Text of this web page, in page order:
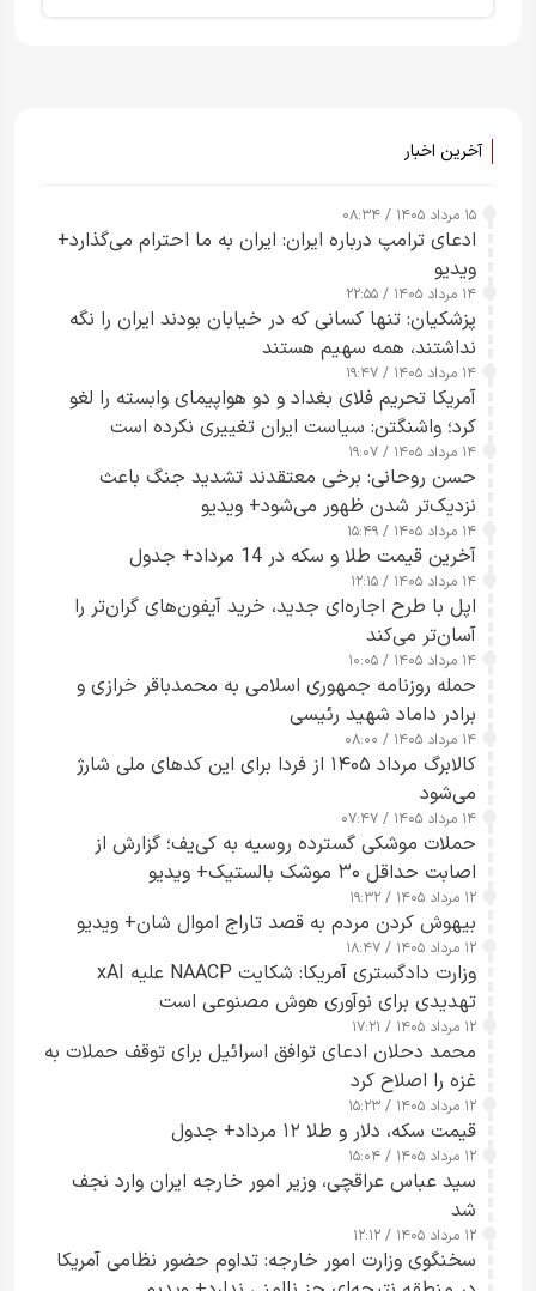
آخرین اخبار
۱۵ مرداد ۱۴۰۵ / ۰۸:۳۴
ادعای ترامپ درباره ایران: ایران به ما احترام می‌گذارد+
ویدیو
۱۴ مرداد ۱۴۰۵ / ۲۲:۵۵
پزشکیان: تنها کسانی که در خیابان بودند ایران را نگه
نداشتند، همه سهیم هستند
۱۴ مرداد ۱۴۰۵ / ۱۹:۴۷
آمریکا تحریم فلای بغداد و دو هواپیمای وابسته را لغو
کرد؛ واشنگتن: سیاست ایران تغییری نکرده است
۱۴ مرداد ۱۴۰۵ / ۱۹:۰۷
حسن روحانی: برخی معتقدند تشدید جنگ باعث
نزدیک‌تر شدن ظهور می‌شود+ ویدیو
۱۴ مرداد ۱۴۰۵ / ۱۵:۴۹
آخرین قیمت طلا و سکه در 14 مرداد+ جدول
۱۴ مرداد ۱۴۰۵ / ۱۲:۱۵
اپل با طرح اجاره‌ای جدید، خرید آیفون‌های گران‌تر را
آسان‌تر می‌کند
۱۴ مرداد ۱۴۰۵ / ۱۰:۰۵
حمله روزنامه جمهوری اسلامی به محمدباقر خرازی و
برادر داماد شهید رئیسی
۱۴ مرداد ۱۴۰۵ / ۰۸:۰۰
کالابرگ مرداد ۱۴۰۵ از فردا برای این کدهای ملی شارژ
می‌شود
۱۴ مرداد ۱۴۰۵ / ۰۷:۴۷
حملات موشکی گسترده روسیه به کی‌یف؛ گزارش از
اصابت حداقل ۳۰ موشک بالستیک+ ویدیو
۱۲ مرداد ۱۴۰۵ / ۱۹:۳۲
بیهوش کردن مردم به قصد تاراج اموال شان+ ویدیو
۱۲ مرداد ۱۴۰۵ / ۱۸:۴۷
وزارت دادگستری آمریکا: شکایت NAACP علیه xAI
تهدیدی برای نوآوری هوش مصنوعی است
۱۲ مرداد ۱۴۰۵ / ۱۷:۲۱
محمد دحلان ادعای توافق اسرائیل برای توقف حملات به
غزه را اصلاح کرد
۱۲ مرداد ۱۴۰۵ / ۱۵:۲۳
قیمت سکه، دلار و طلا ۱۲ مرداد+ جدول
۱۲ مرداد ۱۴۰۵ / ۱۵:۰۴
سید عباس عراقچی، وزیر امور خارجه ایران وارد نجف
شد
۱۲ مرداد ۱۴۰۵ / ۱۲:۱۲
سخنگوی وزارت امور خارجه: تداوم حضور نظامی آمریکا